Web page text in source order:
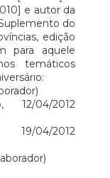
e autor da
do
edição
para aquele
temáticos
04/2012
04/2012